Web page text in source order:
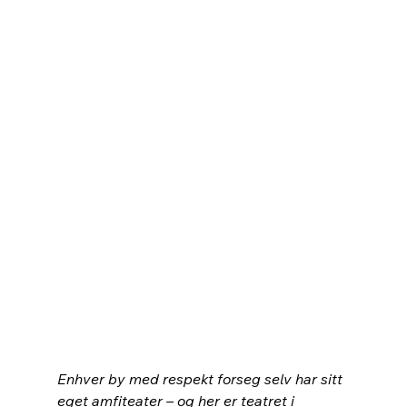
Enhver by med respekt forseg selv har sitt
eget amfiteater – og her er teatret i